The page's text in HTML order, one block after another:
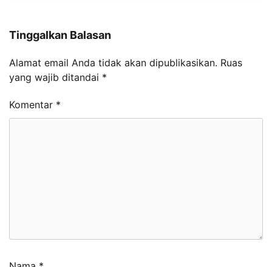
Tinggalkan Balasan
Alamat email Anda tidak akan dipublikasikan. Ruas
yang wajib ditandai *
Komentar *